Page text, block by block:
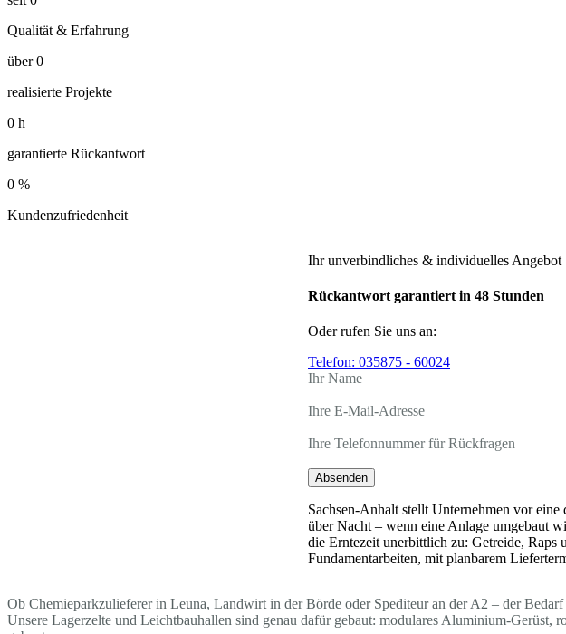
Qualität & Erfahrung
über 0
realisierte Projekte
0 h
garantierte Rückantwort
0 %
Kundenzufriedenheit
Ihr unverbindliches & individuelles Angebot
Rückantwort garantiert in 48 Stunden
Oder rufen Sie uns an:
Telefon: 035875 - 60024
Ihr Name
Ihre E-Mail-Adresse
Ihre Telefonnummer für Rückfragen
Absenden
Sachsen-Anhalt stellt Unternehmen vor
über Nacht – wenn eine Anlage umgebaut
die Erntezeit unerbittlich zu: Getreide, Raps
Fundamentarbeiten, mit planbarem
Ob Chemieparkzulieferer in Leuna, Landwirt in der Börde oder Spediteur an der A2 – der
Unsere Lagerzelte und Leichtbauhallen sind genau dafür gebaut: modulares Aluminium-